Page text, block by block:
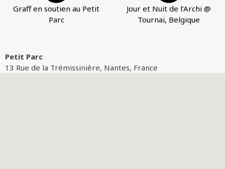
Graff en soutien au Petit
Parc
Jour et Nuit de l’Archi @
Tournai, Belgique
Petit Parc
13 Rue de la Trémissinière, Nantes, France